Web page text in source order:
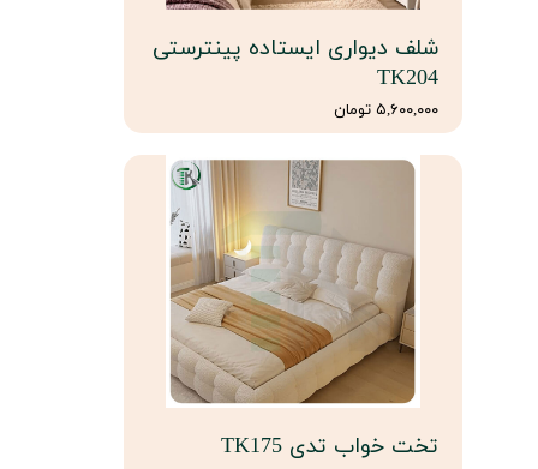
شلف دیواری ایستاده پینترستی
TK204
۵,۶۰۰,۰۰۰ تومان
تخت خواب تدی TK175